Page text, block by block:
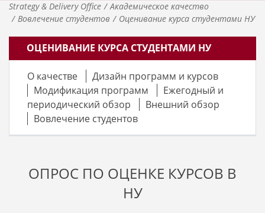
Strategy & Delivery Office
Академическое качество
Вовлечение студентов
Оценивание курса студентами НУ
ОЦЕНИВАНИЕ КУРСА СТУДЕНТАМИ НУ
O качестве
Дизайн программ и курсов
Модификация программ
Ежегодный и
периодический обзор
Внешний обзор
Вовлечение студентов
ОПРОС ПО ОЦЕНКЕ КУРСОВ В
НУ